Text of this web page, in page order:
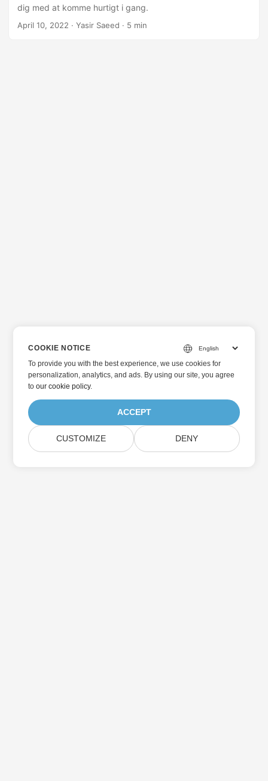
dig med at komme hurtigt i gang.
April 10, 2022 · Yasir Saeed · 5 min
COOKIE NOTICE
To provide you with the best experience, we use cookies for
personalization, analytics, and ads. By using our site, you agree
toour cookie policy.
ACCEPT
CUSTOMIZE DENY